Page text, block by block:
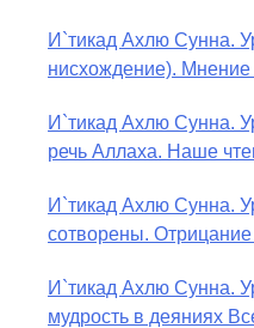
ибн Саида ад-Дарими.
познание
И`тикад Ахлю Сунна.
нисхождение).
описывается
И`тикад Ахлю Сунна.
речь Аллаха. Наше
И`тикад Ахлю Сунна.
сотворены.
И`тикад Ахлю Сунна.
мудрость в деяниях